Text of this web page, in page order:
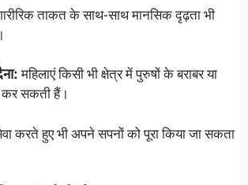
ताकत के साथ-साथ मानसिक दृढ़ता भी
महिलाएं किसी भी क्षेत्र में पुरुषों के बराबर या
कर सकती हैं।
करते हुए भी अपने सपनों को पूरा किया जा सकता